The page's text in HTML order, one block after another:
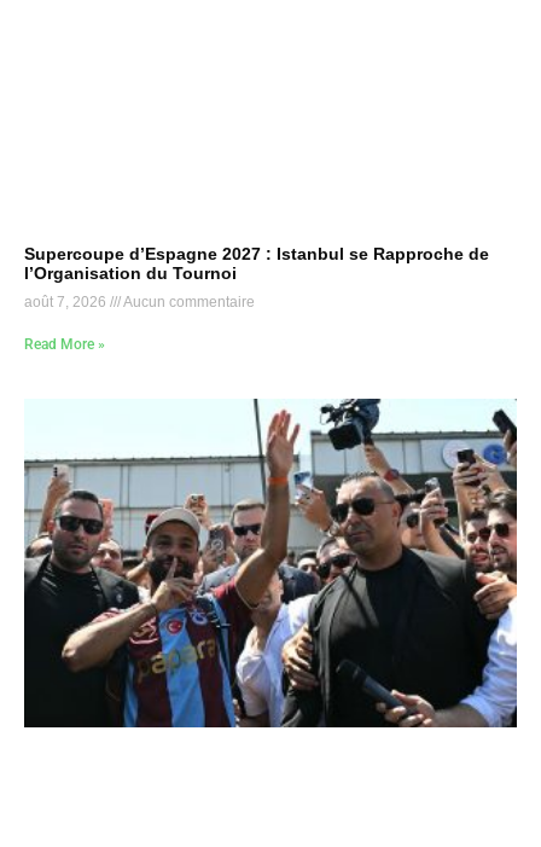
Supercoupe d’Espagne 2027 : Istanbul se Rapproche de
l’Organisation du Tournoi
août 7, 2026 Aucun commentaire
Read More »